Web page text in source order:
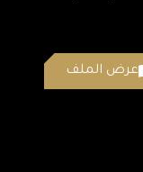
عرض الملف